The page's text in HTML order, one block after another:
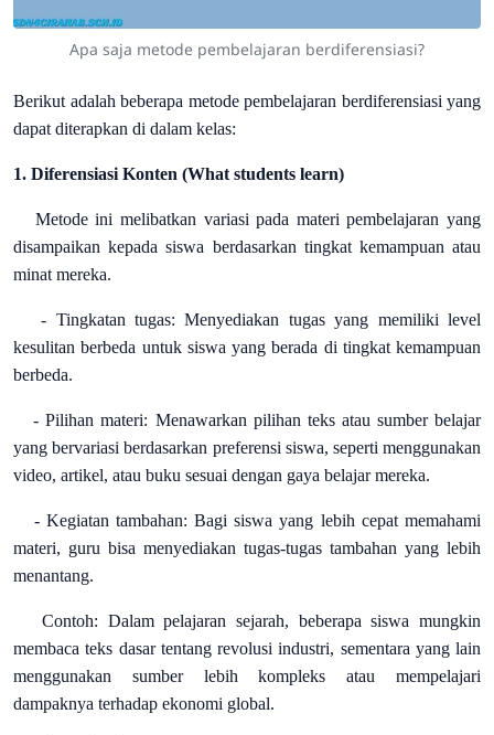
Apa saja metode pembelajaran berdiferensiasi?
Berikut adalah beberapa metode pembelajaran berdiferensiasi yang
dapat diterapkan di dalam kelas:
1. Diferensiasi Konten (What students learn)
Metode ini melibatkan variasi pada materi pembelajaran yang
disampaikan kepada siswa berdasarkan tingkat kemampuan atau
minat mereka.
- Tingkatan tugas: Menyediakan tugas yang memiliki level
kesulitan berbeda untuk siswa yang berada di tingkat kemampuan
berbeda.
- Pilihan materi: Menawarkan pilihan teks atau sumber belajar
yang bervariasi berdasarkan preferensi siswa, seperti menggunakan
video, artikel, atau buku sesuai dengan gaya belajar mereka.
- Kegiatan tambahan: Bagi siswa yang lebih cepat memahami
materi, guru bisa menyediakan tugas-tugas tambahan yang lebih
menantang.
Contoh: Dalam pelajaran sejarah, beberapa siswa mungkin
membaca teks dasar tentang revolusi industri, sementara yang lain
menggunakan sumber lebih kompleks atau mempelajari
dampaknya terhadap ekonomi global.